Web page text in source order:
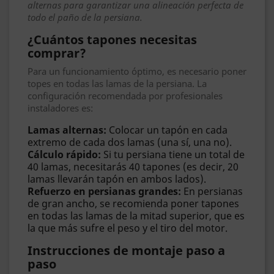
alternas para garantizar una alineación perfecta de
todo el paño de la persiana.
¿Cuántos tapones necesitas
comprar?
Para un funcionamiento óptimo, es necesario poner
topes en todas las lamas de la persiana. La
configuración recomendada por profesionales
instaladores es:
Lamas alternas: Colocar un tapón en cada
extremo de cada dos lamas (una sí, una no).
Cálculo rápido: Si tu persiana tiene un total de
40 lamas, necesitarás 40 tapones (es decir, 20
lamas llevarán tapón en ambos lados).
Refuerzo en persianas grandes: En persianas
de gran ancho, se recomienda poner tapones
en todas las lamas de la mitad superior, que es
la que más sufre el peso y el tiro del motor.
Instrucciones de montaje paso a
paso